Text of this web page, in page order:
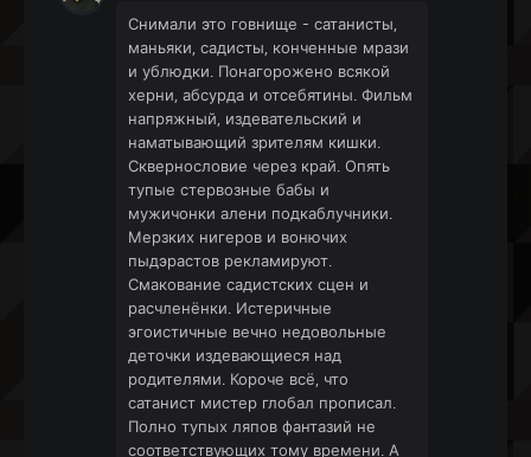
Снимали это говнище - сатанисты,
маньяки, садисты, конченные мрази
и ублюдки. Понагорожено всякой
херни, абсурда и отсебятины. Фильм
напряжный, издевательский и
наматывающий зрителям кишки.
Сквернословие через край. Опять
тупые стервозные бабы и
мужичонки алени подкаблучники.
Мерзких нигеров и вонючих
пыдэрастов рекламируют.
Смакование садистских сцен и
расчленёнки. Истеричные
эгоистичные вечно недовольные
деточки издевающиеся над
родителями. Короче всё, что
сатанист мистер глобал прописал.
Полно тупых ляпов фантазий не
соответствующих тому времени. А